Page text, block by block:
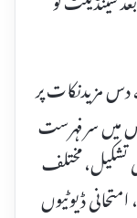
دس مزیدنکات پر
میں سر فہرست
کی تشکیل، مختلف
ڈیوٹیوں